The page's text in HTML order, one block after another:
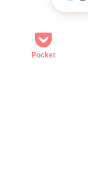
Pocket